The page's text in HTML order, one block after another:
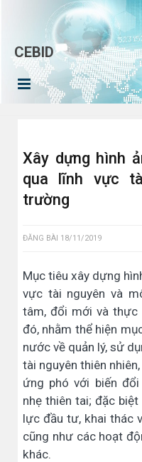
CEBID
Xây dựng hình
qua lĩnh vực
trường
ĐĂNG BÀI 18/11/2019
Mục tiêu xây dựng
vực tài nguyên và
tâm, đổi mới và thực
đó, nhằm thể hiện
nước về quản lý, sử
tài nguyên thiên
ứng phó với biến
nhẹ thiên tai; đặc
lực đầu tư, khai thác
cũng như các hoạt
khác.